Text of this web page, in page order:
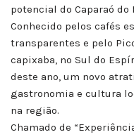
potencial do Caparaó do
Conhecido pelos cafés
transparentes e pelo
capixaba, no Sul do
deste ano, um novo
gastronomia e cultura
na região.
Chamado de